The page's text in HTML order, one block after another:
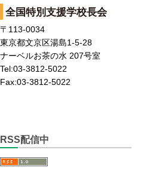
全国特別支援学校長会
〒113-0034
東京都文京区湯島1-5-28
ナーベルお茶の水 207号室
Tel:03-3812-5022
Fax:03-3812-5022
RSS配信中